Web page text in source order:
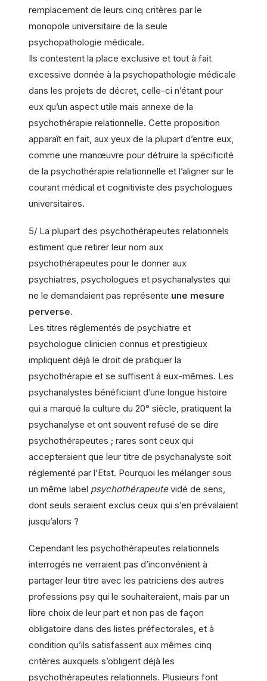
remplacement de leurs cinq critères par le
monopole universitaire de la seule
psychopathologie médicale.
Ils contestent la place exclusive et tout à fait
excessive donnée à la psychopathologie médicale
dans les projets de décret, celle-ci n’étant pour
eux qu’un aspect utile mais annexe de la
psychothérapie relationnelle. Cette proposition
apparaît en fait, aux yeux de la plupart d’entre eux,
comme une manœuvre pour détruire la spécificité
de la psychothérapie relationnelle et l’aligner sur le
courant médical et cognitiviste des psychologues
universitaires.
5/ La plupart des psychothérapeutes relationnels
estiment que retirer leur nom aux
psychothérapeutes pour le donner aux
psychiatres, psychologues et psychanalystes qui
ne le demandaient pas représente une mesure
perverse.
Les titres réglementés de psychiatre et
psychologue clinicien connus et prestigieux
impliquent déjà le droit de pratiquer la
psychothérapie et se suffisent à eux-mêmes. Les
psychanalystes bénéficiant d’une longue histoire
qui a marqué la culture du 20° siècle, pratiquent la
psychanalyse et ont souvent refusé de se dire
psychothérapeutes ; rares sont ceux qui
accepteraient que leur titre de psychanalyste soit
réglementé par l’Etat. Pourquoi les mélanger sous
un même label psychothérapeutevidé de sens,
dont seuls seraient exclus ceux qui s’en prévalaient
jusqu’alors ?
Cependant les psychothérapeutes relationnels
interrogés ne verraient pas d’inconvénient à
partager leur titre avec les patriciens des autres
professions psy qui le souhaiteraient, mais par un
libre choix de leur part et non pas de façon
obligatoire dans des listes préfectorales, et à
condition qu’ils satisfassent aux mêmes cinq
critères auxquels s’obligent déjà les
psychothérapeutes relationnels. Plusieurs font